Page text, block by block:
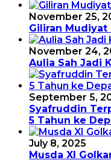
November 25,
Giliran Mudiyat
November 24,
Aulia Sah Jadi
September 5,
Syafruddin
5 Tahun ke
July 8, 2025
Musda XI